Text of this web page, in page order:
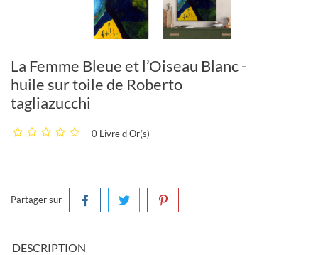
La Femme Bleue et l’Oiseau Blanc -
huile sur toile de Roberto
tagliazucchi
0 Livre d'Or(s)
Partager sur
DESCRIPTION